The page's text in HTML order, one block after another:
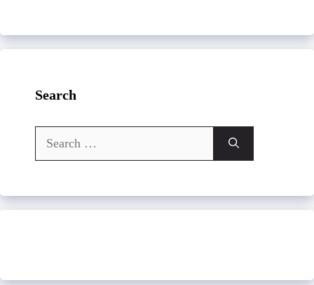
Search
Search
for: